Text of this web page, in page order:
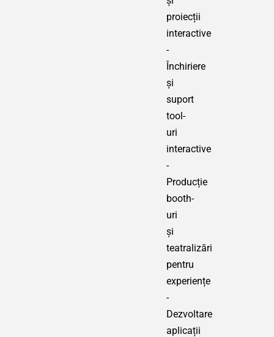
proiecții
interactive
-
Închiriere
și
suport
tool-
uri
interactive
-
Producție
booth-
uri
și
teatralizări
pentru
experiențe
-
Dezvoltare
aplicații